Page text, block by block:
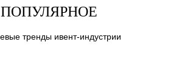
ПОПУЛЯРНОЕ